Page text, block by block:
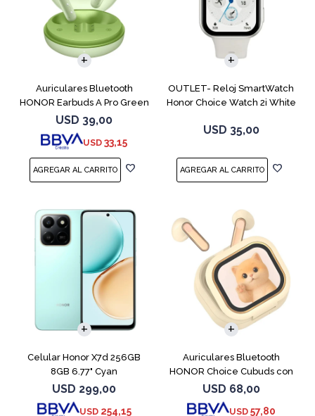
Auriculares Bluetooth
HONOR Earbuds A Pro Green
USD 39,00
USD 33,15
OUTLET- Reloj SmartWatch
Honor Choice Watch 2i White
USD 35,00
Celular Honor X7d 256GB
8GB 6.77" Cyan
USD 299,00
USD 254,15
COMPARAR
Auriculares Bluetooth
HONOR Choice Cubuds con
Pantalla Beige
USD 68,00
USD 57,80